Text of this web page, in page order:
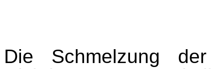
Die Schmelzung